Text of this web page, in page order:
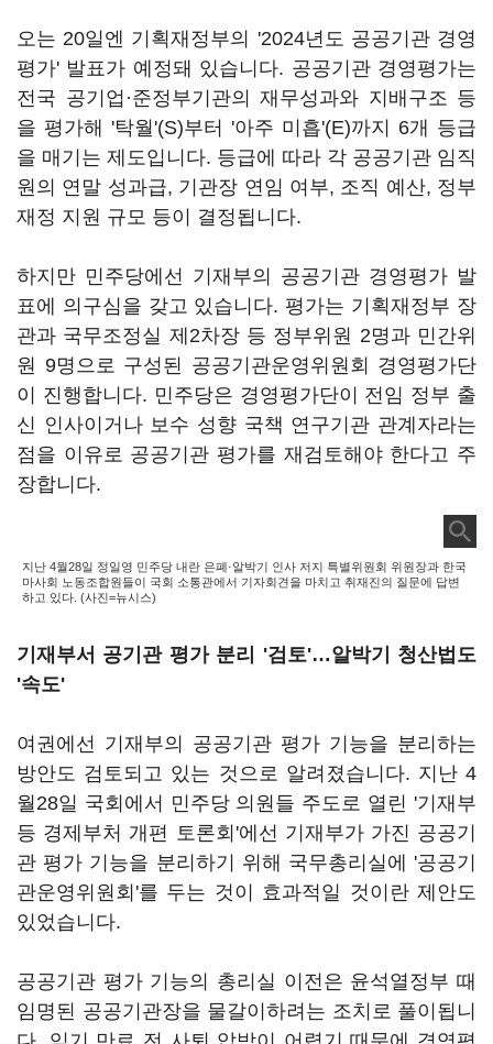
오는 20일엔 기획재정부의 '2024년도 공공기관 경영
평가' 발표가 예정돼 있습니다. 공공기관 경영평가는
전국 공기업·준정부기관의 재무성과와 지배구조 등
을 평가해 '탁월'(S)부터 '아주 미흡'(E)까지 6개 등급
을 매기는 제도입니다. 등급에 따라 각 공공기관 임직
원의 연말 성과급, 기관장 연임 여부, 조직 예산, 정부
재정 지원 규모 등이 결정됩니다.
하지만 민주당에선 기재부의 공공기관 경영평가 발
표에 의구심을 갖고 있습니다. 평가는 기획재정부 장
관과 국무조정실 제2차장 등 정부위원 2명과 민간위
원 9명으로 구성된 공공기관운영위원회 경영평가단
이 진행합니다. 민주당은 경영평가단이 전임 정부 출
신 인사이거나 보수 성향 국책 연구기관 관계자라는
점을 이유로 공공기관 평가를 재검토해야 한다고 주
장합니다.
지난 4월28일 정일영 민주당 내란 은폐·알박기 인사 저지 특별위원회 위원장과 한국
마사회 노동조합원들이 국회 소통관에서 기자회견을 마치고 취재진의 질문에 답변
하고 있다. (사진=뉴시스)
기재부서 공기관 평가 분리 '검토'…알박기 청산법도
'속도'
여권에선 기재부의 공공기관 평가 기능을 분리하는
방안도 검토되고 있는 것으로 알려졌습니다. 지난 4
월28일 국회에서 민주당 의원들 주도로 열린 '기재부
등 경제부처 개편 토론회'에선 기재부가 가진 공공기
관 평가 기능을 분리하기 위해 국무총리실에 '공공기
관운영위원회'를 두는 것이 효과적일 것이란 제안도
있었습니다.
공공기관 평가 기능의 총리실 이전은 윤석열정부 때
임명된 공공기관장을 물갈이하려는 조치로 풀이됩니